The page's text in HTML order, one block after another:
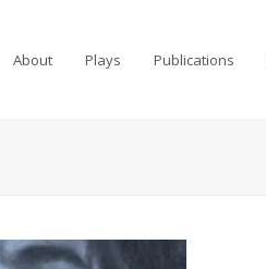
About Plays Publications